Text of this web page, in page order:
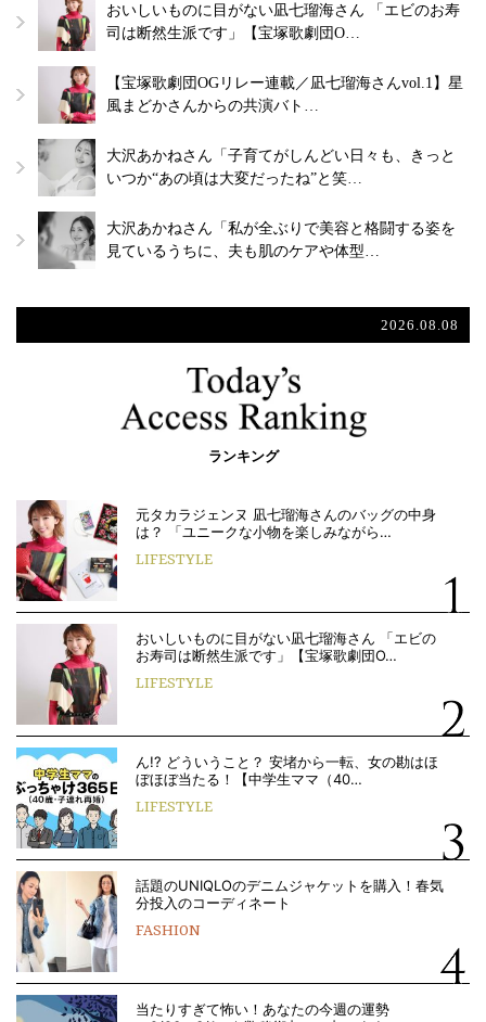
おいしいものに目がない凪七瑠海さん 「エビのお寿
司は断然生派です」【宝塚歌劇団O…
【宝塚歌劇団OGリレー連載／凪七瑠海さんvol.1】星
風まどかさんからの共演バト…
大沢あかねさん「子育てがしんどい日々も、きっと
いつか“あの頃は大変だったね”と笑…
大沢あかねさん「私が全ぶりで美容と格闘する姿を
見ているうちに、夫も肌のケアや体型…
2026.08.08
ランキング
元タカラジェンヌ 凪七瑠海さんのバッグの中身
は？ 「ユニークな小物を楽しみながら…
LIFESTYLE
おいしいものに目がない凪七瑠海さん 「エビの
お寿司は断然生派です」【宝塚歌劇団O…
LIFESTYLE
ん!? どういうこと？ 安堵から一転、女の勘はほ
ぼほぼ当たる！【中学生ママ（40…
LIFESTYLE
話題のUNIQLOのデニムジャケットを購入！春気
分投入のコーディネート
FASHION
当たりすぎて怖い！あなたの今週の運勢